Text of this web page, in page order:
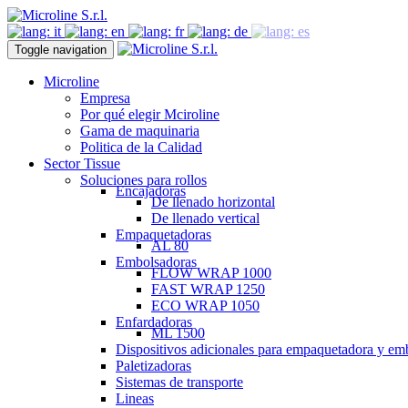
Toggle navigation
Microline
Empresa
Por qué elegir Mciroline
Gama de maquinaria
Politica de la Calidad
Sector Tissue
Soluciones para rollos
Encajadoras
De llenado horizontal
De llenado vertical
Empaquetadoras
AL 80
Embolsadoras
FLOW WRAP 1000
FAST WRAP 1250
ECO WRAP 1050
Enfardadoras
ML 1500
Dispositivos adicionales para empaquetadora y
Paletizadoras
Sistemas de transporte
Lineas